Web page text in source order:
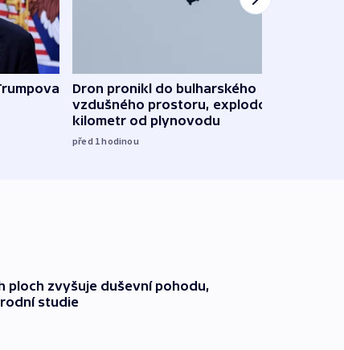
Dron pronikl do bulharského
vzdušného prostoru, explodoval
kilometr od plynovodu
před 1hodinou
ploch zvyšuje duševní pohodu,
studie